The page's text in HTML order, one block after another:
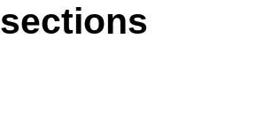
sections